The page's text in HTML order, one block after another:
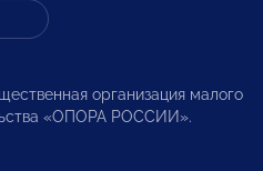
организация малого
«ОПОРА РОССИИ».